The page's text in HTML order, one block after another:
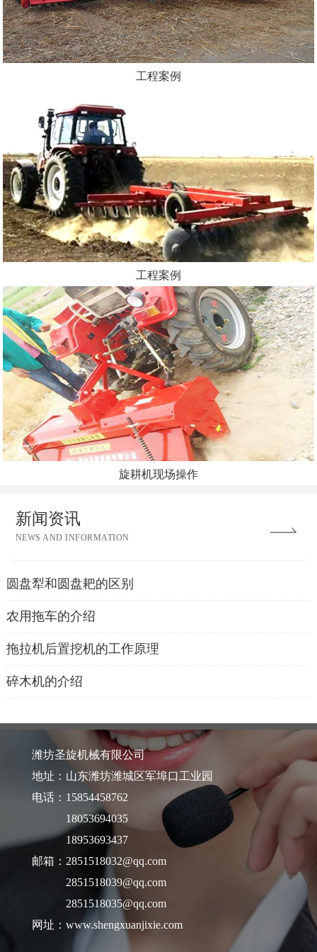
工程案例
工程案例
旋耕机现场操作
新闻资讯
NEWS AND INFORMATION
圆盘犁和圆盘耙的区别
农用拖车的介绍
拖拉机后置挖机的工作原理
碎木机的介绍
潍坊圣旋机械有限公司
地址：山东潍坊潍城区军埠口工业园
电话：15854458762
18053694035
18953693437
邮箱：2851518032@qq.com
2851518039@qq.com
2851518035@qq.com
网址：www.shengxuanjixie.com